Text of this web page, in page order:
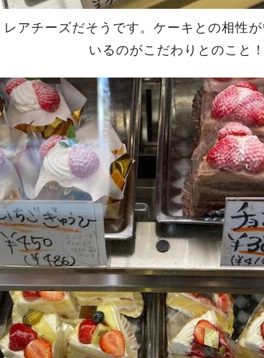
アチーズだそうです。ケーキとの相性
いるのがこだわりとのこと！